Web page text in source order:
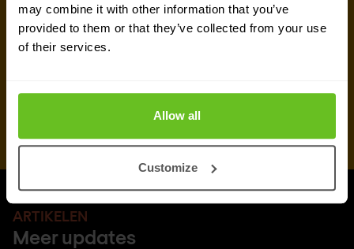
may combine it with other information that you’ve
provided to them or that they’ve collected from your use
of their services.
Allow all
Customize
ARTIKELEN
Meer updates